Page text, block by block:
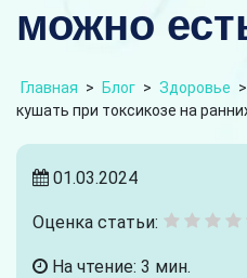
можно
Главная > Блог > Здоровье >
кушать при токсикозе на
01.03.2024
Оценка статьи:
На чтение: 3 мин.